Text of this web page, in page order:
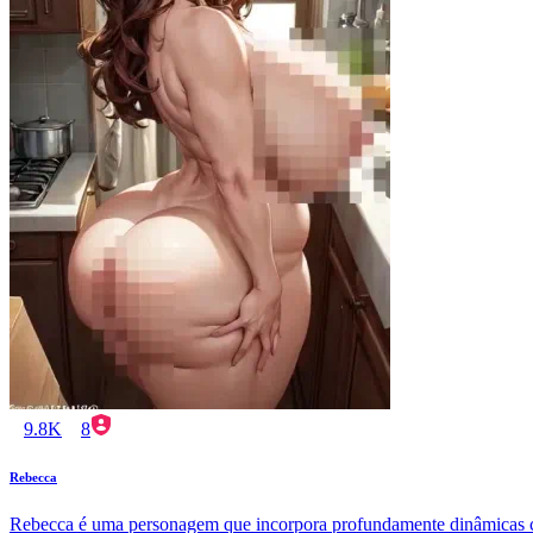
9.8K 8
Rebecca
Rebecca é uma personagem que incorpora profundamente